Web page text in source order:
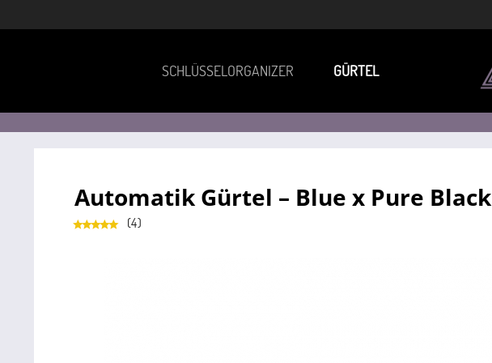
SCHLÜSSELORGANIZER GÜRTEL
Automatik Gürtel – Blue x Pure Black
(4)